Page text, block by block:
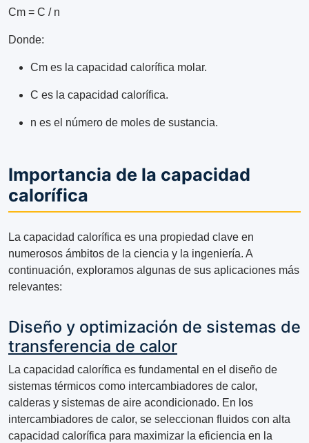
Cm = C / n
Donde:
Cm es la capacidad calorífica molar.
C es la capacidad calorífica.
n es el número de moles de sustancia.
Importancia de la capacidad
calorífica
La capacidad calorífica es una propiedad clave en
numerosos ámbitos de la ciencia y la ingeniería. A
continuación, exploramos algunas de sus aplicaciones más
relevantes:
Diseño y optimización de sistemas de
transferencia de calor
La capacidad calorífica es fundamental en el diseño de
sistemas térmicos como intercambiadores de calor,
calderas y sistemas de aire acondicionado. En los
intercambiadores de calor, se seleccionan fluidos con alta
capacidad calorífica para maximizar la eficiencia en la